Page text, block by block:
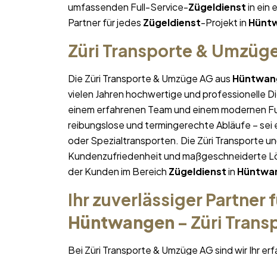
umfassenden Full-Service-Zügeldienstin ein
Partner für jedes Zügeldienst-Projekt in
Züri Transporte &
Die Züri Transporte & Umzüge AG aus
vielen Jahren hochwertige und professionelle
einem erfahrenen Team und einem modernen
reibungslose und termingerechte Abläufe – sei
oder Spezialtransporten. Die Züri Transporte
Kundenzufriedenheit und maßgeschneiderte
der Kunden im Bereich Zügeldienstin
Ihr zuverlässiger Partner
Hüntwangen – Züri
Bei Züri Transporte & Umzüge AG sind wir Ihr